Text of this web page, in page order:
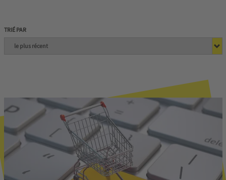
TRIÉ PAR